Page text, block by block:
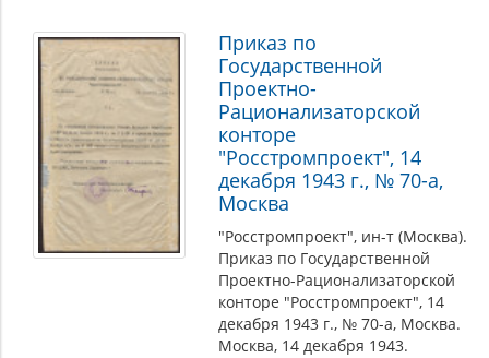
Приказ по
Государственной
Проектно-
Рационализаторской
конторе
"Росстромпроект", 14
декабря 1943 г., № 70-а,
Москва
"Росстромпроект", ин-т (Москва).
Приказ по Государственной
Проектно-Рационализаторской
конторе "Росстромпроект", 14
декабря 1943 г., № 70-а, Москва.
Москва, 14 декабря 1943.